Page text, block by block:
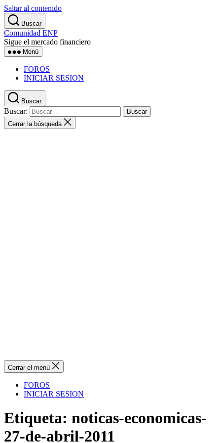
Saltar al contenido
Buscar
Comunidad ENP
Sigue el mercado financiero
Menú
FOROS
INICIAR SESION
Buscar
Buscar:
Cerrar la búsqueda
Cerrar el menú
FOROS
INICIAR SESION
Etiqueta: noticas-economicas-
27-de-abril-2011